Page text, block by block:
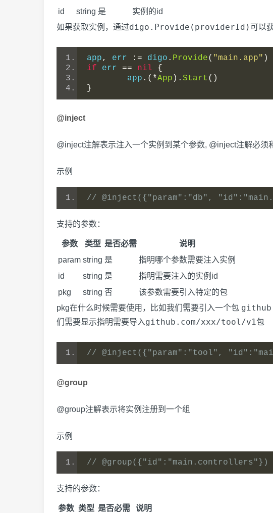
id
string 是
实例的id
如果获取实例，通过digo.Provide(providerId) 可以
app, err := digo . Provide( "main.app" )
if err == nil
{
	app
.(*App ). Start ()
}
@inject
@inject注解表示注入一个实例到某个参数, @inject注解必
示例
// @inject({"param":"db",
支持的参数：
参数 类型 是否必需
说明
param string 是
指明哪个参数需要注入实例
id
string 是
指明需要注入的实例id
pkg
string 否
该参数需要引入特定的包
pkg在什么时候需要使用，比如我们需要引入一个包
们需要显示指明需要导入github.com/xxx/tool/v1包
// @inject({"param":"tool",
@group
@group注解表示将实例注册到一个组
示例
// @group({"id":"main.controllers"})
支持的参数：
参数 类型 是否必需 说明